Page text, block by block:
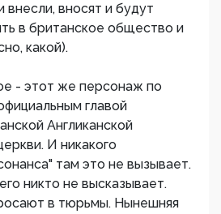
внесли, вносят и будут
в британское общество и
какой).
- этот же персонаж по
главой
Англиканской
И никакого
там это не вызывает.
никто не высказывает.
в тюрьмы. Нынешняя